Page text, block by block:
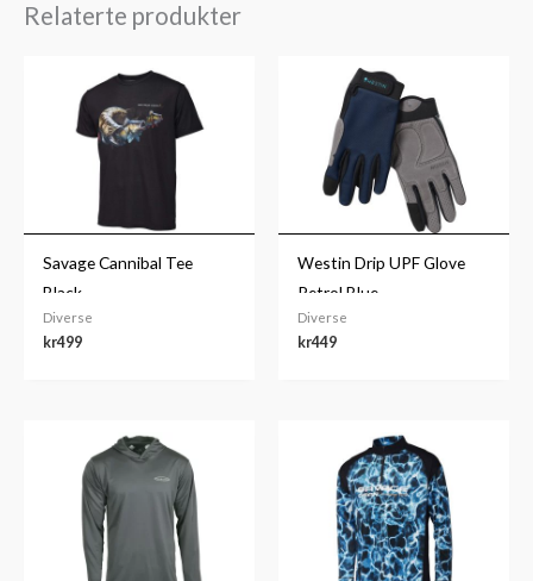
Relaterte produkter
Savage Cannibal Tee
Black
Diverse
kr499
Westin Drip UPF Glove
Petrol Blue
Diverse
kr449